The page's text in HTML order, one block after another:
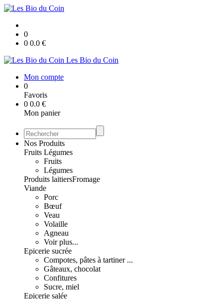
0
0 0.0 €
Les Bio du Coin
Mon compte
0
Favoris
0 0.0 €
Mon panier
Nos Produits
Fruits Légumes
Fruits
Légumes
Produits laitiersFromage
Viande
Porc
Bœuf
Veau
Volaille
Agneau
Voir plus...
Epicerie sucrée
Compotes, pâtes à tartiner ...
Gâteaux, chocolat
Confitures
Sucre, miel
Epicerie salée